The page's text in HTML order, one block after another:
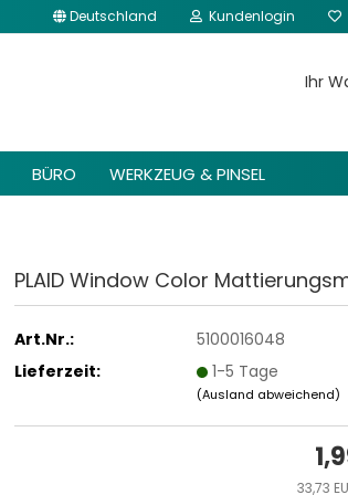
Deutschland Kundenlogin
Ihr
BÜRO WERKZEUG & PINSEL
PLAID Window Color
Art.Nr.:
5100016048
Lieferzeit:
1-5 Tage
(Ausland abweichend)
33,73